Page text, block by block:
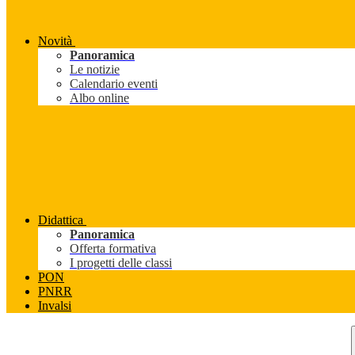
Novità
Panoramica
Le notizie
Calendario eventi
Albo online
Didattica
Panoramica
Offerta formativa
I progetti delle classi
PON
PNRR
Invalsi